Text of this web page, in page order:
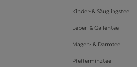
Kinder- & Säuglingstee
Leber- & Gallentee
Magen- & Darmtee
Pfefferminztee